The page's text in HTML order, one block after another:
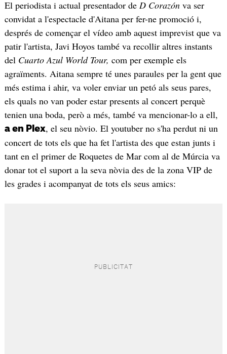
El periodista i actual presentador de D Corazónva ser
convidat a l'espectacle d'Aitana per fer-ne promoció i,
després de començar el vídeo amb aquest imprevist que va
patir l'artista, Javi Hoyos també va recollir altres instants
del Cuarto Azul World Tour, com per exemple els
agraïments. Aitana sempre té unes paraules per la gent que
més estima i ahir, va voler enviar un petó als seus pares,
els quals no van poder estar presents al concert perquè
tenien una boda, però a més, també va mencionar-lo a ell,
a en Plex, el seu nòvio. El youtuber no s'ha perdut ni un
concert de tots els que ha fet l'artista des que estan junts i
tant en el primer de Roquetes de Mar com al de Múrcia va
donar tot el suport a la seva nòvia des de la zona VIP de
les grades i acompanyat de tots els seus amics: